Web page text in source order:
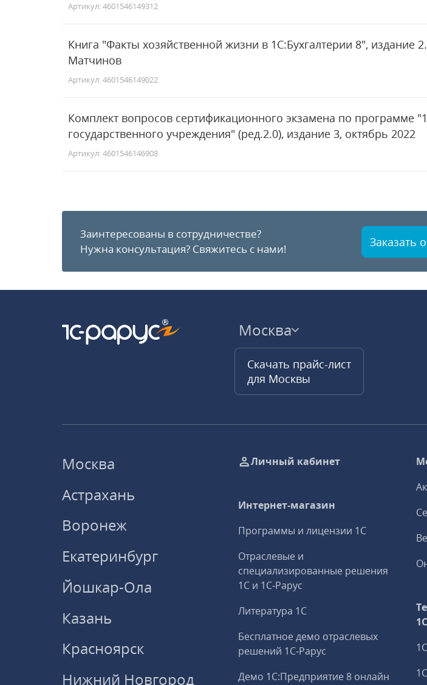
Артикул: 4601546149312
Книга "Факты хозяйственной жизни в 1С:Бухгалтерии 8", издание
Матчинов
Артикул: 4601546149022
Комплект вопросов сертификационного экзамена по программе
государственного учреждения" (ред.2.0), издание 3, октябрь 2022
Артикул: 4601546146908
Заинтересованы в сотрудничестве?
Нужна консультация? Свяжитесь с нами! Заказать
Москва
Скачать прайс-лист
для Москвы
Москва
Астрахань
Воронеж
Екатеринбург
Йошкар-Ола
Казань
Красноярск
Нижний Новгород
Личный кабинет
Интернет-магазин
Программы и лицензии 1С
Отраслевые и
специализированные решения
1С и 1С‑Рарус
Литература 1С
Бесплатное демо отраслевых
решений 1С‑Рарус
Демо 1С:Предприятие 8 онлайн